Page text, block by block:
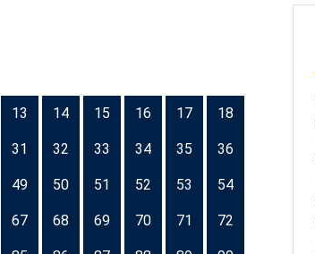
13 14 15 16 17 18
31 32 33 34 35 36
49 50 51 52 53 54
67 68 69 70 71 72